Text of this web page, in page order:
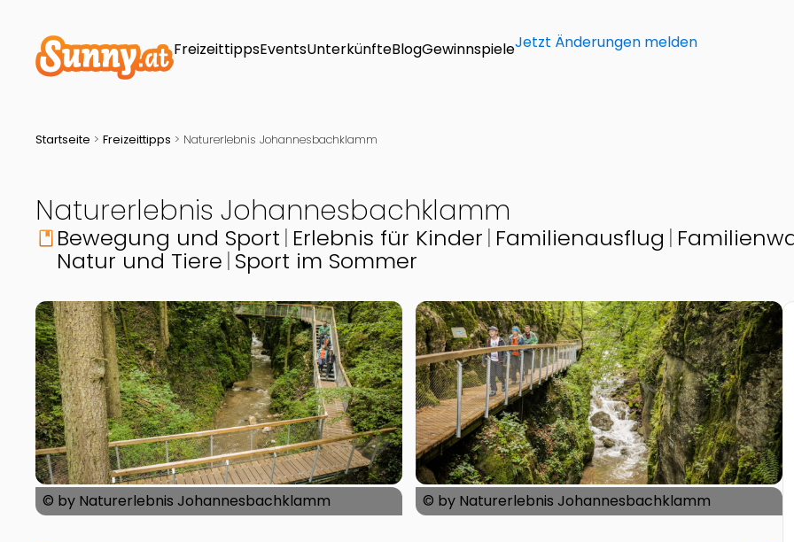
FreizeittippsEventsUnterkünfteBlogGewinnspieleJetzt Änderungen melden
Startseite > Freizeittipps > Naturerlebnis Johannesbachklamm
Naturerlebnis Johannesbachklamm
book Bewegung und Sport Erlebnis für Kinder Familienausflug
Natur und Tiere Sport im Sommer
© by Naturerlebnis Johannesbachklamm © by Naturerlebnis Johannesbachklamm